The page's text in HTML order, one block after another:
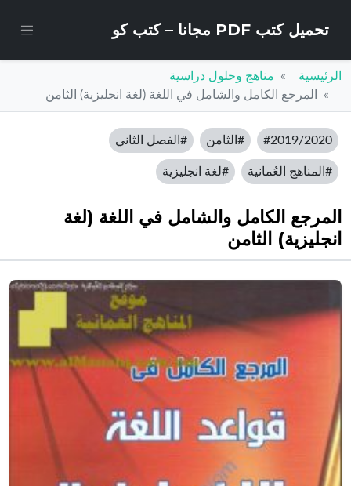
تحميل كتب PDF مجانا – كتب كو
الرئيسية
مناهج وحلول دراسية
المرجع الكامل والشامل في اللغة (لغة انجليزية) الثامن
#2019/2020 #الثامن #الفصل الثاني
#المناهج العُمانية #لغة انجليزية
المرجع الكامل والشامل في اللغة (لغة
انجليزية) الثامن